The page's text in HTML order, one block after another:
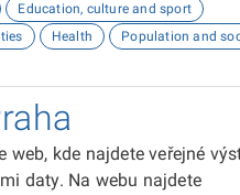
prostředí, kultuře nebo
fotovoltaiku.
Education, culture and sport
Health
Population and
web, kde najdete veřejné
daty. Na webu najdete